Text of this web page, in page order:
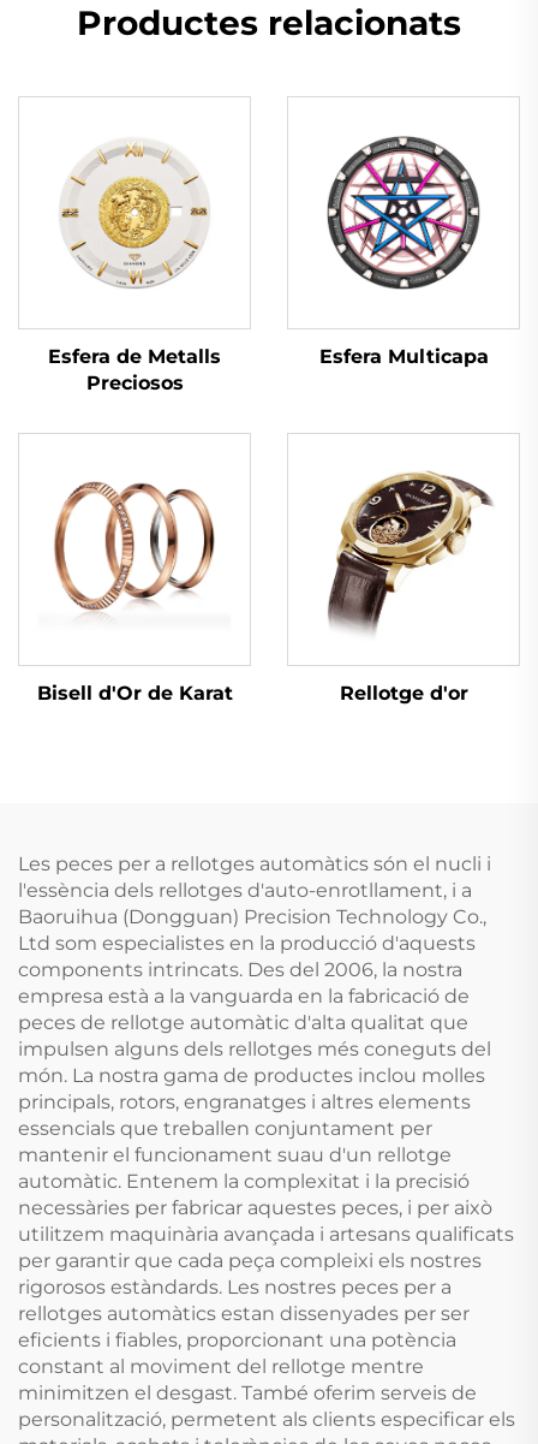
Productes relacionats
Esfera de Metalls
Preciosos
Esfera Multicapa
Bisell d'Or de Karat Rellotge d'or
Les peces per a rellotges automàtics són el nucli i
l'essència dels rellotges d'auto-enrotllament, i a
Baoruihua (Dongguan) Precision Technology Co.,
Ltd som especialistes en la producció d'aquests
components intrincats. Des del 2006, la nostra
empresa està a la vanguarda en la fabricació de
peces de rellotge automàtic d'alta qualitat que
impulsen alguns dels rellotges més coneguts del
món. La nostra gama de productes inclou molles
principals, rotors, engranatges i altres elements
essencials que treballen conjuntament per
mantenir el funcionament suau d'un rellotge
automàtic. Entenem la complexitat i la precisió
necessàries per fabricar aquestes peces, i per això
utilitzem maquinària avançada i artesans qualificats
per garantir que cada peça compleixi els nostres
rigorosos estàndards. Les nostres peces per a
rellotges automàtics estan dissenyades per ser
eficients i fiables, proporcionant una potència
constant al moviment del rellotge mentre
minimitzen el desgast. També oferim serveis de
personalització, permetent als clients especificar els